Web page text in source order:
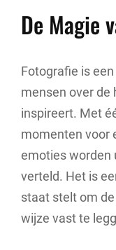
De Magie
Fotografie is
mensen over de
inspireert. Met
momenten voor
emoties worden
verteld. Het is
staat stelt om
wijze vast te